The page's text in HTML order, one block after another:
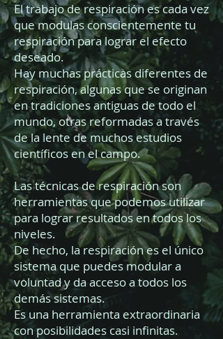
El trabajo de respiración es cada vez
que modulas conscientemente tu
respiración para lograr el efecto
deseado.
Hay muchas prácticas diferentes de
respiración, algunas que se originan
en tradiciones antiguas de todo el
mundo, otras reformadas a través
de la lente de muchos estudios
científicos en el campo.
Las técnicas de respiración son
herramientas que podemos utilizar
para lograr resultados en todos los
niveles.
De hecho, la respiración es el único
sistema que puedes modular a
voluntad y da acceso a todos los
demás sistemas.
Es una herramienta extraordinaria
con posibilidades casi infinitas.